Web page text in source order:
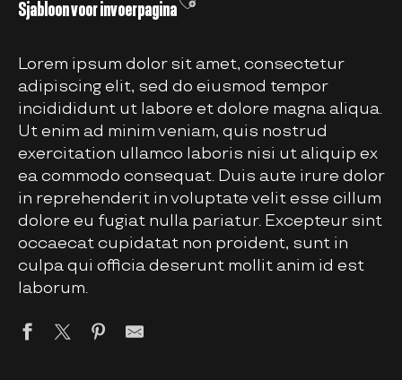
Sjabloon voor invoerpagina
Lorem ipsum dolor sit amet, consectetur
adipiscing elit, sed do eiusmod tempor
incidididunt ut labore et dolore magna aliqua.
Ut enim ad minim veniam, quis nostrud
exercitation ullamco laboris nisi ut aliquip ex
ea commodo consequat. Duis aute irure dolor
in reprehenderit in voluptate velit esse cillum
dolore eu fugiat nulla pariatur. Excepteur sint
occaecat cupidatat non proident, sunt in
culpa qui officia deserunt mollit anim id est
laborum.